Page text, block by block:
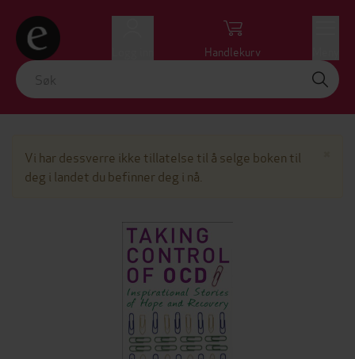
Handlekurv
Vi har dessverre ikke tillatelse til å selge boken til
deg i landet du befinner deg i nå.